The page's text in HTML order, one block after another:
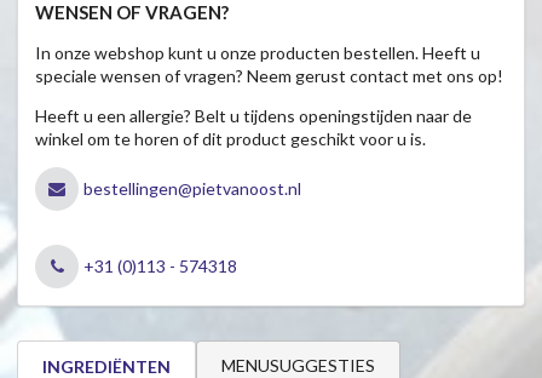
WENSEN OF VRAGEN?
In onze webshop kunt u onze producten bestellen. Heeft u
speciale wensen of vragen? Neem gerust contact met ons op!
Heeft u een allergie? Belt u tijdens openingstijden naar de
winkel om te horen of dit product geschikt voor u is.
bestellingen@pietvanoost.nl
+31 (0)113 - 574318
INGREDIËNTEN MENUSUGGESTIES